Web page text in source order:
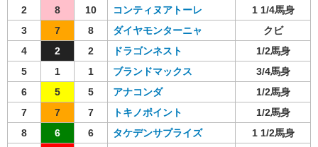
2
8 10 コンティヌアトーレ
1 1/4馬身
3
7 8 ダイヤモンターニャ
クビ
4
2 2 ドラゴンネスト
1/2馬身
5
1 1 ブランドマックス
3/4馬身
6
5 5 アナコンダ
1/2馬身
7
7 7 トキノポイント
1/2馬身
8
6 6 タケデンサプライズ
1 1/2馬身